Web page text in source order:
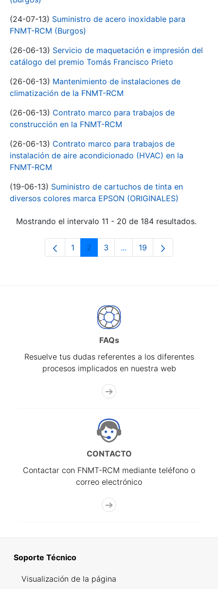
(24-07-13) Suministro de acero inoxidable para
FNMT-RCM (Burgos)
(26-06-13) Servicio de maquetación e impresión del
catálogo del premio Tomás Francisco Prieto
(26-06-13) Mantenimiento de instalaciones de
climatización de la FNMT-RCM
(26-06-13) Contrato marco para trabajos de
construcción en la FNMT-RCM
(26-06-13) Contrato marco para trabajos de
instalación de aire acondicionado (HVAC) en la
FNMT-RCM
(19-06-13) Suministro de cartuchos de tinta en
diversos colores marca EPSON (ORIGINALES)
Mostrando el intervalo 11 - 20 de 184 resultados.
Página
1 Página
2 Página
3 ...Páginas intermedias Use
Página
19
FAQs
Resuelve tus dudas referentes a los diferentes
procesos implicados en nuestra web
CONTACTO
Contactar con FNMT-RCM mediante teléfono o
correo electrónico
Soporte Técnico
Visualización de la página